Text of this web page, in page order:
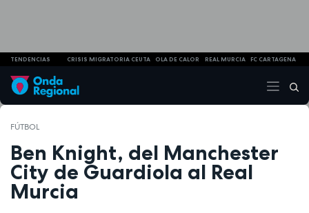
TENDENCIAS CRISIS MIGRATORIA CEUTA OLA DE CALOR REAL MURCIA FC CARTAGENA
FÚTBOL
Ben Knight, del Manchester
City de Guardiola al Real
Murcia